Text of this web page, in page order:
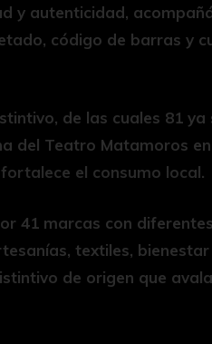
y autenticidad,
código de barras y
de las cuales 81 ya
del Teatro Matamoros
el consumo local.
41 marcas con
textiles, bienestar
de origen que